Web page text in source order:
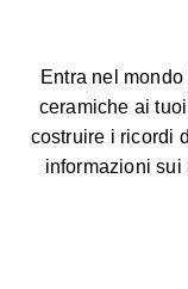
Entra nel
ceramiche ai
costruire i ricordi
informazioni sui